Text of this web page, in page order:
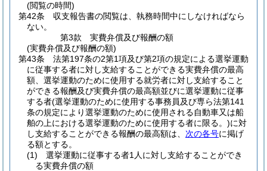
(閲覧の時間)
第42条
収支報告書の閲覧は、執務時間中にしなければなら
ない。
第3款
実費弁償及び報酬の額
(実費弁償及び報酬の額)
第43条
法第197条の2第1項及び第2項の規定による選挙運動
に従事する者に対し支給することができる実費弁償の最高
額、選挙運動のために使用する就労者に対し支給すること
ができる報酬及び実費弁償の最高額並びに選挙運動に従事
する者(選挙運動のために使用する事務員及び専ら法第141
条の規定により選挙運動のために使用される自動車又は船
舶の上における選挙運動のために使用する者に限る。)に対
し支給することができる報酬の最高額は、 次の各号に掲げ
る額とする。
(1)
選挙運動に従事する者1人に対し支給することができ
る実費弁償の額